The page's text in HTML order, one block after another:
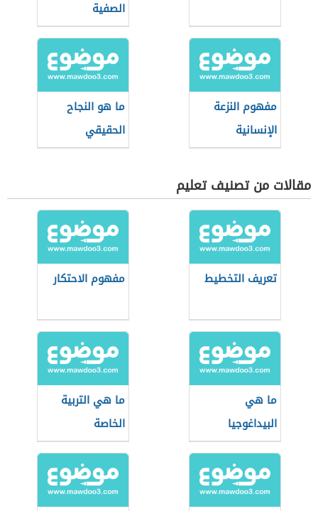
الصفية
مفهوم النزعة
الإنسانية
ما هو النجاح
الحقيقي
مقالات من تصنيف تعليم
تعريف التخطيط مفهوم الاحتكار
ما هي
البيداغوجيا
ما هي التربية
الخاصة